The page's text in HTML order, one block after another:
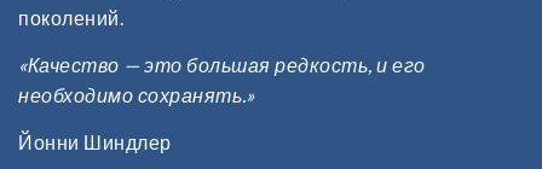
поколений.
«Качество — это большая редкость, и его
необходимо сохранять.»
Йонни Шиндлер